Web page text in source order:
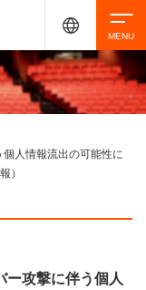
検索
個人情報流出の可能性に
）
ー攻撃に伴う個人